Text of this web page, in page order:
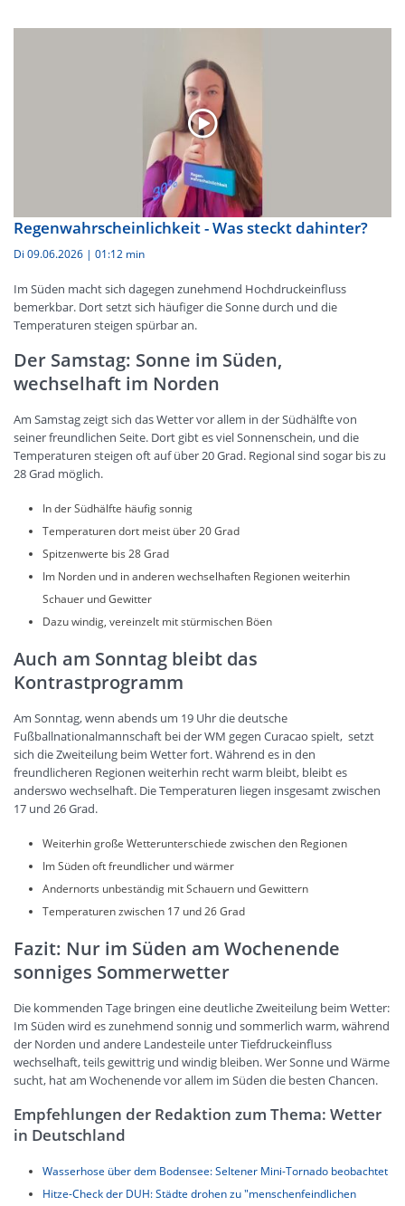
Regenwahrscheinlichkeit - Was steckt dahinter?
Di 09.06.2026 | 01:12 min
Im Süden macht sich dagegen zunehmend Hochdruckeinfluss
bemerkbar. Dort setzt sich häufiger die Sonne durch und die
Temperaturen steigen spürbar an.
Der Samstag: Sonne im Süden,
wechselhaft im Norden
Am Samstag zeigt sich das Wetter vor allem in der Südhälfte von
seiner freundlichen Seite. Dort gibt es viel Sonnenschein, und die
Temperaturen steigen oft auf über 20 Grad. Regional sind sogar bis zu
28 Grad möglich.
In der Südhälfte häufig sonnig
Temperaturen dort meist über 20 Grad
Spitzenwerte bis 28 Grad
Im Norden und in anderen wechselhaften Regionen weiterhin
Schauer und Gewitter
Dazu windig, vereinzelt mit stürmischen Böen
Auch am Sonntag bleibt das
Kontrastprogramm
Am Sonntag, wenn abends um 19 Uhr die deutsche
Fußballnationalmannschaft bei der WM gegen Curacao spielt, setzt
sich die Zweiteilung beim Wetter fort. Während es in den
freundlicheren Regionen weiterhin recht warm bleibt, bleibt es
anderswo wechselhaft. Die Temperaturen liegen insgesamt zwischen
17 und 26 Grad.
Weiterhin große Wetterunterschiede zwischen den Regionen
Im Süden oft freundlicher und wärmer
Andernorts unbeständig mit Schauern und Gewittern
Temperaturen zwischen 17 und 26 Grad
Fazit: Nur im Süden am Wochenende
sonniges Sommerwetter
Die kommenden Tage bringen eine deutliche Zweiteilung beim Wetter:
Im Süden wird es zunehmend sonnig und sommerlich warm, während
der Norden und andere Landesteile unter Tiefdruckeinfluss
wechselhaft, teils gewittrig und windig bleiben. Wer Sonne und Wärme
sucht, hat am Wochenende vor allem im Süden die besten Chancen.
Empfehlungen der Redaktion zum Thema: Wetter
in Deutschland
Wasserhose über dem Bodensee: Seltener Mini-Tornado beobachtet
Hitze-Check der DUH: Städte drohen zu "menschenfeindlichen